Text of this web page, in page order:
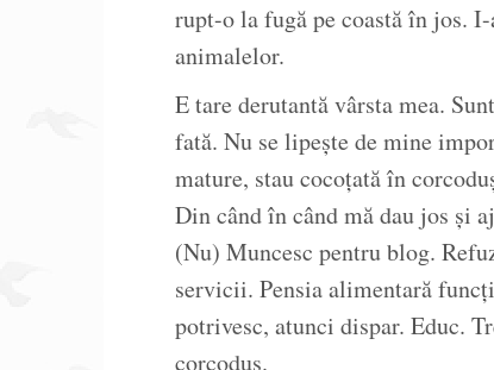
rupt-o la fugă pe coastă în jos.
animalelor.
E tare derutantă vârsta mea.
fată. Nu se lipește de mine
mature, stau cocoțată în
Din când în când mă dau jos și
(Nu) Muncesc pentru blog.
servicii. Pensia alimentară
potrivesc, atunci dispar. Educ.
corcoduș.